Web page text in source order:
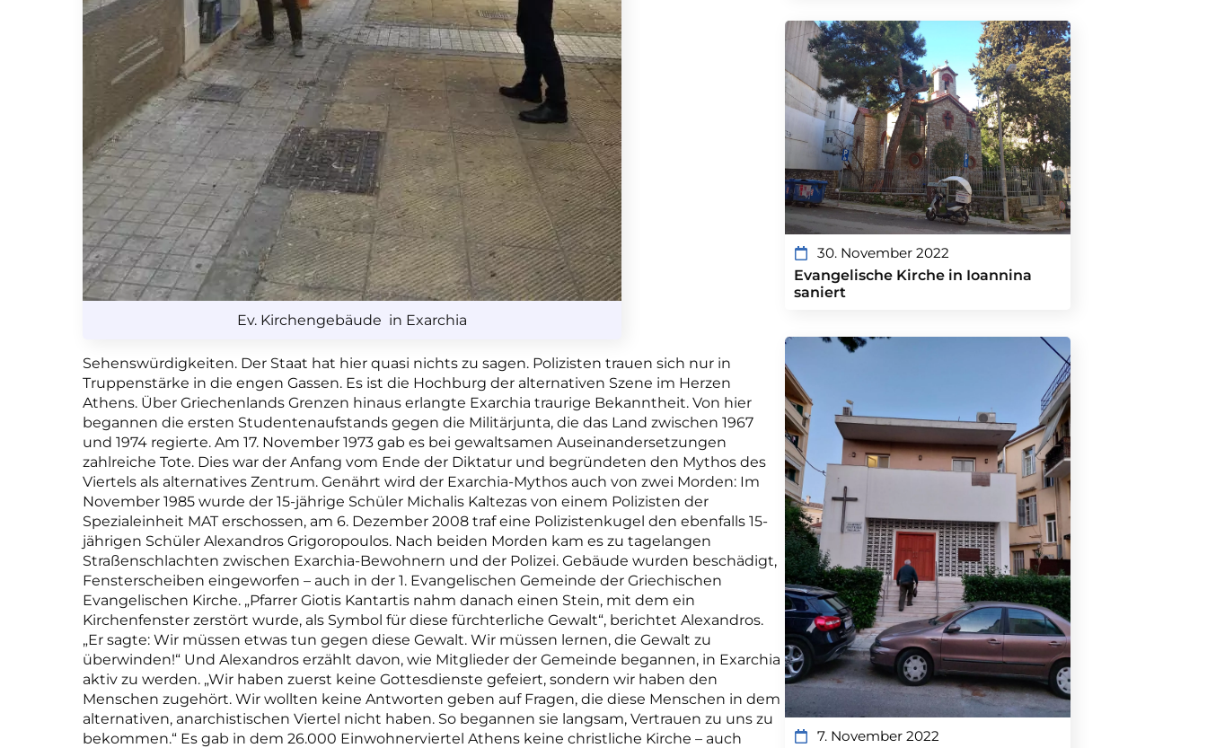
Ev. Kirchengebäude in Exarchia
Sehenswürdigkeiten. Der Staat hat hier quasi nichts zu sagen. Polizisten trauen sich nur in
Truppenstärke in die engen Gassen. Es ist die Hochburg der alternativen Szene im Herzen
Athens. Über Griechenlands Grenzen hinaus erlangte Exarchia traurige Bekanntheit. Von hier
begannen die ersten Studentenaufstands gegen die Militärjunta, die das Land zwischen 1967
und 1974 regierte. Am 17. November 1973 gab es bei gewaltsamen Auseinandersetzungen
zahlreiche Tote. Dies war der Anfang vom Ende der Diktatur und begründeten den Mythos des
Viertels als alternatives Zentrum. Genährt wird der Exarchia-Mythos auch von zwei Morden: Im
November 1985 wurde der 15-jährige Schüler Michalis Kaltezas von einem Polizisten der
Spezialeinheit MAT erschossen, am 6. Dezember 2008 traf eine Polizistenkugel den ebenfalls 15-
jährigen Schüler Alexandros Grigoropoulos. Nach beiden Morden kam es zu tagelangen
Straßenschlachten zwischen Exarchia-Bewohnern und der Polizei. Gebäude wurden beschädigt,
Fensterscheiben eingeworfen – auch in der 1. Evangelischen Gemeinde der Griechischen
Evangelischen Kirche. „Pfarrer Giotis Kantartis nahm danach einen Stein, mit dem ein
Kirchenfenster zerstört wurde, als Symbol für diese fürchterliche Gewalt“, berichtet Alexandros.
„Er sagte: Wir müssen etwas tun gegen diese Gewalt. Wir müssen lernen, die Gewalt zu
überwinden!“ Und Alexandros erzählt davon, wie Mitglieder der Gemeinde begannen, in Exarchia
aktiv zu werden. „Wir haben zuerst keine Gottesdienste gefeiert, sondern wir haben den
Menschen zugehört. Wir wollten keine Antworten geben auf Fragen, die diese Menschen in dem
alternativen, anarchistischen Viertel nicht haben. So begannen sie langsam, Vertrauen zu uns zu
bekommen.“ Es gab in dem 26.000 Einwohnerviertel Athens keine christliche Kirche – auch
30. November 2022
Evangelische Kirche in Ioannina
saniert
7. November 2022